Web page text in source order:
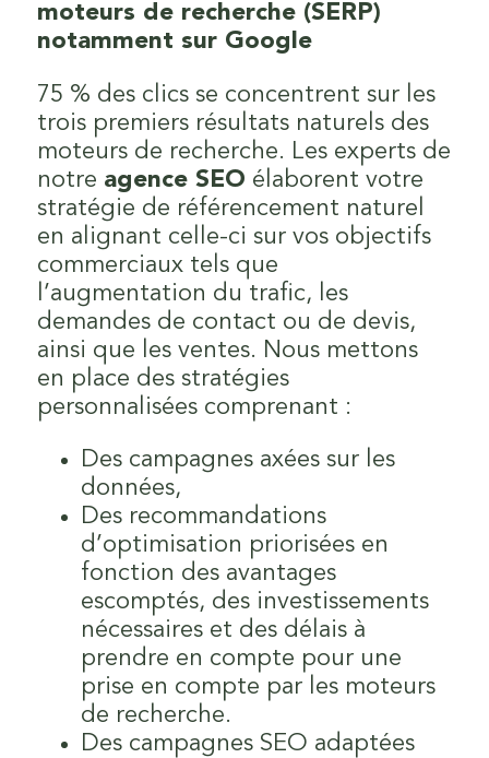
moteurs de recherche (SERP)
notamment sur Google
75 % des clics se concentrent sur les
trois premiers résultats naturels des
moteurs de recherche. Les experts de
notre agence SEO élaborent votre
stratégie de référencement naturel
en alignant celle-ci sur vos objectifs
commerciaux tels que
l’augmentation du trafic, les
demandes de contact ou de devis,
ainsi que les ventes. Nous mettons
en place des stratégies
personnalisées comprenant :
Des campagnes axées sur les
données,
Des recommandations
d’optimisation priorisées en
fonction des avantages
escomptés, des investissements
nécessaires et des délais à
prendre en compte pour une
prise en compte par les moteurs
de recherche.
Des campagnes SEO adaptées